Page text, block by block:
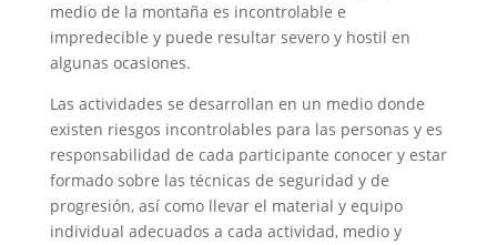
medio de la montaña es incontrolable e
impredecible y puede resultar severo y hostil en
algunas ocasiones.
Las actividades se desarrollan en un medio donde
existen riesgos incontrolables para las personas y es
responsabilidad de cada participante conocer y estar
formado sobre las técnicas de seguridad y de
progresión, así como llevar el material y equipo
individual adecuados a cada actividad, medio y